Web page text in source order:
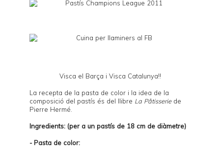
Visca el Barça i Visca Catalunya!!
La recepta de la pasta de color i la idea de la
composició del pastís és del llibre La Pâtisseriede
Pierre Hermé.
Ingredients: (per a un pastís de 18 cm de diàmetre)
- Pasta de color: